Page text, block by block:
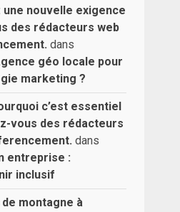
nouvelle exigence
des rédacteurs web
dans
géo locale pour
marketing ?
c’est essentiel
vous des rédacteurs
dans
entreprise :
inclusif
montagne à